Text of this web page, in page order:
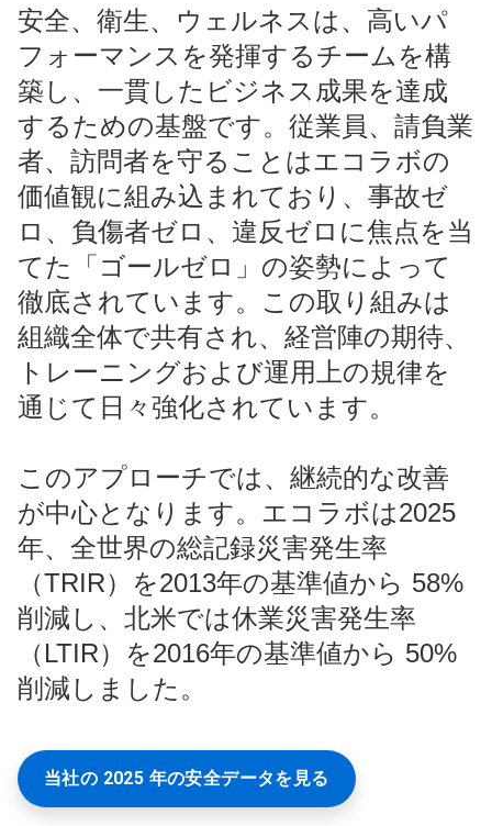
安全、衛生、ウェルネスは、高いパ
フォーマンスを発揮するチームを構
築し、一貫したビジネス成果を達成
するための基盤です。従業員、請負業
者、訪問者を守ることはエコラボの
価値観に組み込まれており、事故ゼ
ロ、負傷者ゼロ、違反ゼロに焦点を当
てた「ゴールゼロ」の姿勢によって
徹底されています。この取り組みは
組織全体で共有され、経営陣の期待、
トレーニングおよび運用上の規律を
通じて日々強化されています。
このアプローチでは、継続的な改善
が中心となります。エコラボは2025
年、全世界の総記録災害発生率
（TRIR）を2013年の基準値から 58%
削減し、北米では休業災害発生率
（LTIR）を2016年の基準値から 50%
削減しました。
当社の 2025 年の安全データを見る